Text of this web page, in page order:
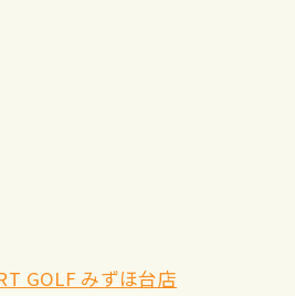
GOLF みずほ台店